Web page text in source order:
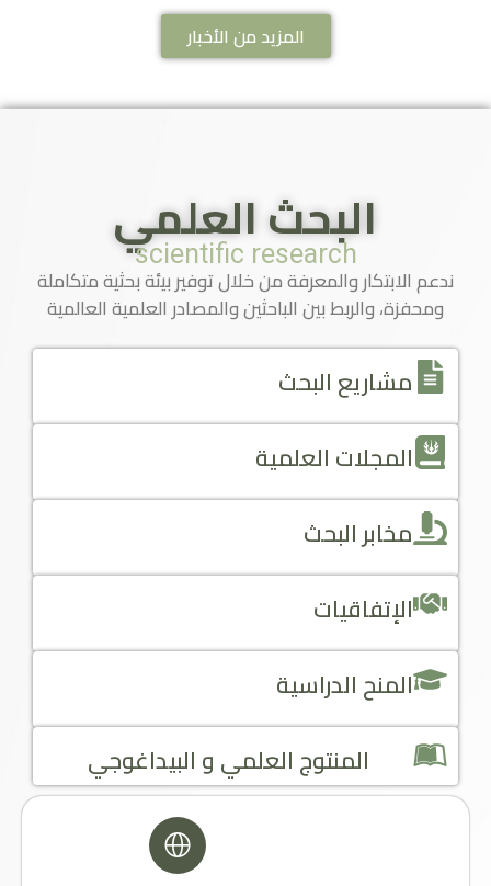
المزيد من الأخبار
البحث العلمي
scientific research
ندعم الابتكار والمعرفة من خلال توفير بيئة بحثية متكاملة
ومحفزة، والربط بين الباحثين والمصادر العلمية العالمية
مشاريع البحث
المجلات العلمية
مخابر البحث
الإتفاقيات
المنح الدراسية
المنتوج العلمي و البيداغوجي